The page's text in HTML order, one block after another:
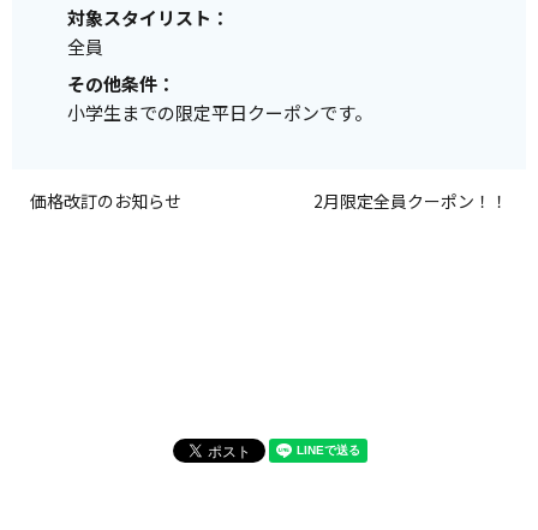
対象スタイリスト：
全員
その他条件：
小学生までの限定平日クーポンです。
価格改訂のお知らせ 2月限定全員クーポン！！